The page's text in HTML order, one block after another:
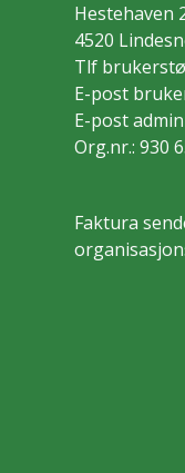
Hestehaven
4520
Tlf
E-post
E-post
Org.nr.: 930
Faktura